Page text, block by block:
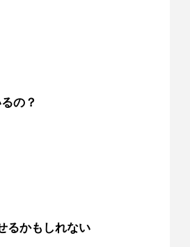
の？
るかもしれない